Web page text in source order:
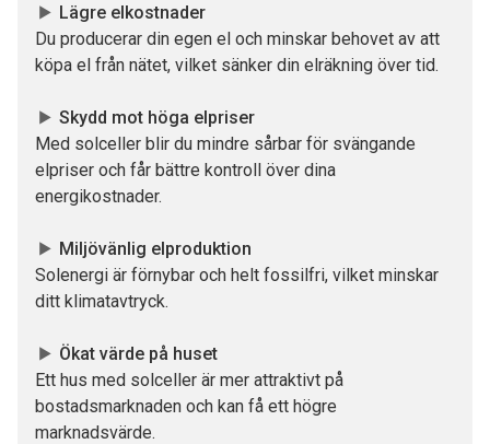
Lägre elkostnader
Du producerar din egen el och minskar behovet av att
köpa el från nätet, vilket sänker din elräkning över tid.
Skydd mot höga elpriser
Med solceller blir du mindre sårbar för svängande
elpriser och får bättre kontroll över dina
energikostnader.
Miljövänlig elproduktion
Solenergi är förnybar och helt fossilfri, vilket minskar
ditt klimatavtryck.
Ökat värde på huset
Ett hus med solceller är mer attraktivt på
bostadsmarknaden och kan få ett högre
marknadsvärde.